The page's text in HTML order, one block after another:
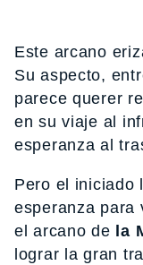
Este arcano
Su aspecto,
parece querer
en su viaje al
esperanza al
Pero el iniciado
esperanza para
el arcano de la
lograr la gran